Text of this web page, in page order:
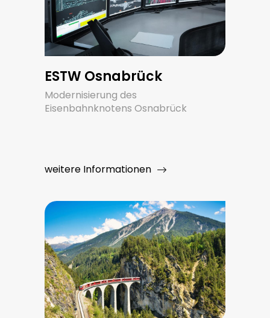
ESTW Osnabrück
Modernisierung des
Eisenbahnknotens Osnabrück
weitere Informationen